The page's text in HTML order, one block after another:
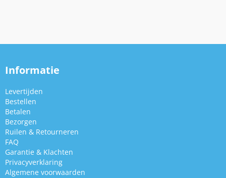
Informatie
Levertijden
Bestellen
Betalen
Bezorgen
Ruilen & Retourneren
FAQ
Garantie & Klachten
Privacyverklaring
Algemene voorwaarden